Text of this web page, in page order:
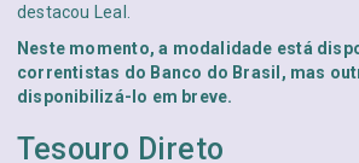
destacou Leal.
Neste momento, a modalidade está
correntistas do Banco do Brasil, mas
disponibilizá-lo em breve.
Tesouro Direto